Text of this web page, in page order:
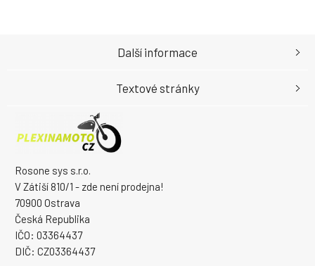
Rosone sys s.r.o.
V Zátiší 810/1 - zde není prodejna!
70900 Ostrava
Česká Republika
IČO: 03364437
DIČ: CZ03364437
Další informace
Textové stránky